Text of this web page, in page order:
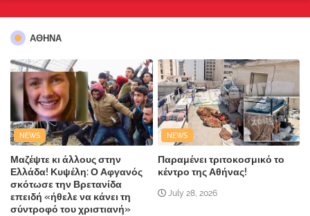
ΑΘΗΝΑ
NEWS
Μαζέψτε κι άλλους στην
Ελλάδα! Κυψέλη: Ο Αφγανός
σκότωσε την Βρετανίδα
επειδή «ήθελε να κάνει τη
σύντροφό του χριστιανή»
NEWS
Παραμένει τριτοκοσμικό το
κέντρο της Αθήνας!
July 28, 2026